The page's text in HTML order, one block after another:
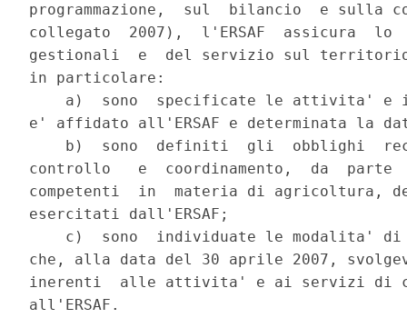
programmazione,  sul  bilancio  e sulla
collegato  2007),  l'ERSAF  assicura
gestionali  e  del servizio sul territorio.
in particolare:
a)  sono  specificate le attivita' e
e' affidato all'ERSAF e determinata la
b)  sono  definiti  gli  obblighi
controllo   e  coordinamento,  da
competenti  in  materia di
esercitati dall'ERSAF;
c)  sono  individuate le modalita'
che, alla data del 30 aprile 2007,
inerenti  alle attivita' e ai servizi di
all'ERSAF.